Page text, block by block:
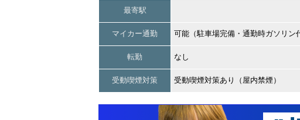
最寄駅
マイカー通勤 可能（駐車場完備・通勤時ガソリン
転勤 なし
受動喫煙対策 受動喫煙対策あり（屋内禁煙）